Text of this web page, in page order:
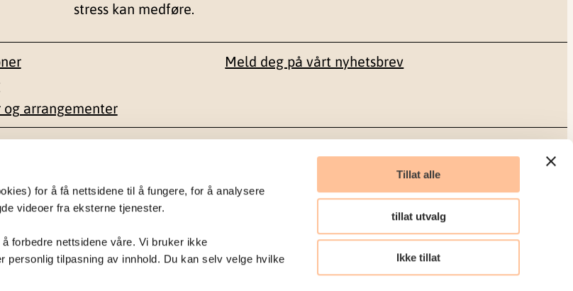
for å få nettsidene til å fungere, for å analysere
videoer fra eksterne tjenester.
forbedre nettsidene våre. Vi bruker ikke
personlig tilpasning av innhold. Du kan selv velge hvilke
Tillat alle
tillat utvalg
Ikke tillat
stress kan medføre.
og arrangementer
Meld deg på vårt nyhetsbrev
22 59 55 00
postmottak@nkvts.no
Sosiale medier
Facebook
LinkedIn